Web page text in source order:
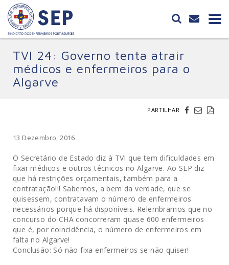
TVI 24: Governo tenta atrair
médicos e enfermeiros para o
Algarve
PARTILHAR
13 Dezembro, 2016
O Secretário de Estado diz à TVI que tem dificuldades em
fixar médicos e outros técnicos no Algarve. Ao SEP diz
que há restrições orçamentais, também para a
contratação!!! Sabemos, a bem da verdade, que se
quisessem, contratavam o número de enfermeiros
necessários porque há disponíveis. Relembramos que no
concurso do CHA concorreram quase 600 enfermeiros
que é, por coincidência, o número de enfermeiros em
falta no Algarve!
Conclusão: Só não fixa enfermeiros se não quiser!